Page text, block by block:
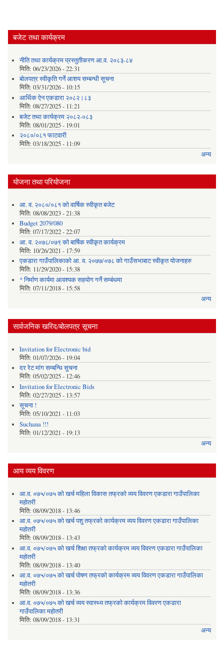
बजेट तथा कार्यक्रम
नीति तथा कार्यक्रम प्रस्तुतीकरण आ.व. २०८३-८४
मिति: 06/23/2026 - 22:31
बोलपत्र स्वीकृति गर्ने आशय सम्बन्धी सूचना
मिति: 03/31/2026 - 10:15
आर्थिक ऐन एकडारा २०८२।८३
मिति: 08/27/2025 - 11:21
बजेट तथा कार्यक्रम २०८२-०८३
मिति: 08/01/2025 - 19:01
२०८०/०८१ फाटवारी
मिति: 03/18/2025 - 11:09
अन्य
योजना तथा परियोजना
आ. व. २०८०/०८१ को वार्षिक स्वीकृत बजेट
मिति: 08/08/2023 - 21:38
Budget 2079/080
मिति: 07/17/2022 - 22:07
आ. व. २०७८/०७९ को बार्षिक स्वीकृत कार्यक्रम
मिति: 10/26/2021 - 17:59
एकडारा गाउँपालिकाको आ. व. २०७७/०७८ को गाउँसभाबाट स्वीकृत योजनाहरु
मिति: 11/29/2020 - 15:38
* निर्माण कार्यमा आवश्यक सहयोग गर्ने सम्बंधमा
मिति: 07/11/2018 - 15:58
अन्य
सार्वजनिक खरिद/बोलपत्र सूचना
Invitation for Electronic bid
मिति: 01/07/2026 - 19:04
दर रेट मांग सम्बन्धि सुचना
मिति: 05/02/2025 - 12:46
Invitation for Electronic Bids
मिति: 02/27/2025 - 13:57
सूचना !
मिति: 05/10/2021 - 11:03
Suchana !!!
मिति: 01/12/2021 - 19:13
अन्य
आय व्यय विवरण
आ.व. ०७५/०७५ को खर्च महिला विकास तफ्रको व्यय विवरण एकडारा गाउँपालिका
महोतरी
मिति: 08/09/2018 - 13:46
आ.व. ०७५/०७५ को खर्च पशु तफ्रको कार्यक्रम व्यय विवरण एकडारा गाउँपालिका
महोतरी
मिति: 08/09/2018 - 13:43
आ.व. ०७५/०७५ को खर्च शिक्षा तफ्रको कार्यक्रम व्यय विवरण एकडारा गाउँपालिका
महोतरी
मिति: 08/09/2018 - 13:40
आ.व. ०७५/०७५ को खर्च पोषण तफ्रको कार्यक्रम व्यय विवरण एकडारा गाउँपालिका
महोतरी
मिति: 08/09/2018 - 13:36
आ.व. ०७५/०७५ को खर्च व्यय स्वास्थ्य तफ्रको कार्यक्रम विवरण एकडारा
गाउँपालिका महोतरी
मिति: 08/09/2018 - 13:31
अन्य